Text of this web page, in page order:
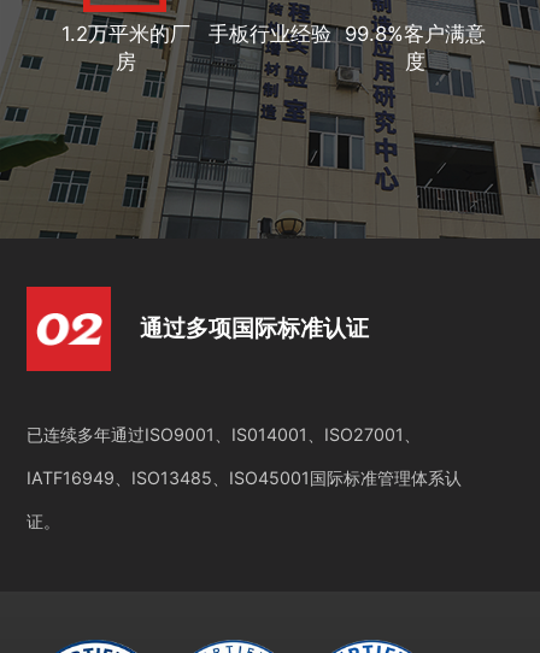
1.2万平米的厂
房
手板行业经验 99.8%客户满意
度
通过多项国际标准认证
已连续多年通过ISO9001、IS014001、ISO27001、
IATF16949、ISO13485、ISO45001国际标准管理体系认
证。